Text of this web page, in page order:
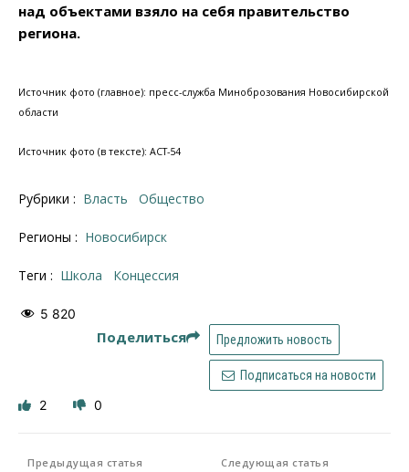
над объектами взяло на себя правительство
региона.
Источник фото (главное): пресс-служба Миноброзования Новосибирской
области
Источник фото (в тексте): АСТ-54
Рубрики : Власть Общество
Регионы : Новосибирск
Теги : школа концессия
5 820
Поделиться Предложить новость
Подписаться на новости
2 0
Предыдущая статья Следующая статья